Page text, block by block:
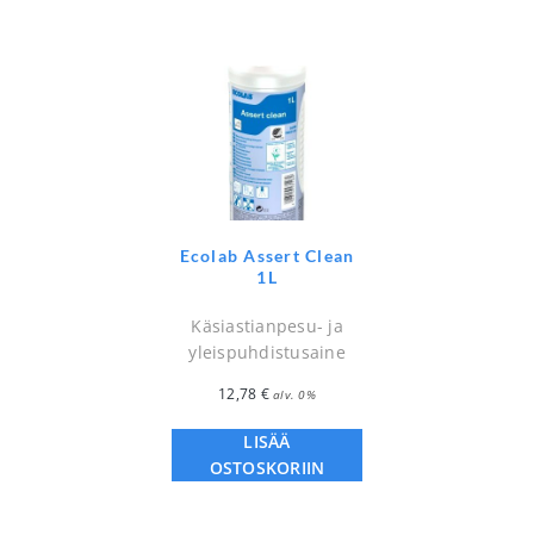
Ecolab Assert Clean
1L
Käsiastianpesu- ja
yleispuhdistusaine
12,78 € alv. 0%
LISÄÄ
OSTOSKORIIN